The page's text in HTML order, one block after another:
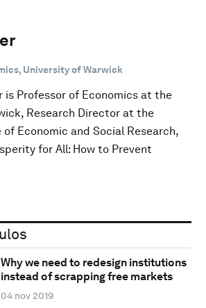
University of Warwick
is Professor of Economics at the
Research Director at the
Economic and Social Research,
for All: How to Prevent
Why we need to redesign institutions
instead of scrapping free markets
04 nov 2019